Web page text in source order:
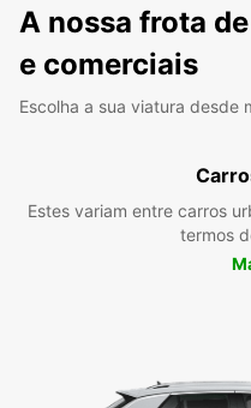
A nossa frota
e comerciais
Escolha a sua viatura desde
Estes variam entre carros
termos